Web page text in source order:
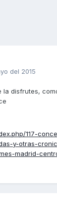
del 2015
la disfrutes,
117-
y-otras-
madrid-